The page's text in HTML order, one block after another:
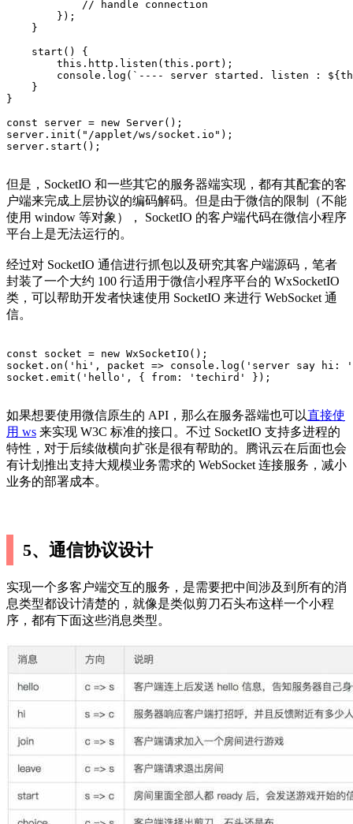
            // handle connection
        });
    }
    start() {
        this.http.listen(this.port);
console.log(`---- server started. listen :
    }
}
const server = new Server();
server.init("/applet/ws/socket.io");
server.start();
但是，SocketIO 和一些其它的服务器端实现，都有其配套的客
户端来完成上层协议的编码解码。但是由于微信的限制（不能
使用 window 等对象）， SocketIO 的客户端代码在微信小程序
平台上是无法运行的。
经过对 SocketIO 通信进行抓包以及研究其客户端源码，笔者
封装了一个大约 100 行适用于微信小程序平台的 WxSocketIO
类，可以帮助开发者快速使用 SocketIO 来进行 WebSocket 通
信。
const socket = new WxSocketIO();
socket.on('hi', packet => console.log('server say hi: '
socket.emit('hello', { from: 'techird' });
如果想要使用微信原生的 API，那么在服务器端也可以直接使
用 ws 来实现 W3C 标准的接口。不过 SocketIO 支持多进程的
特性，对于后续做横向扩张是很有帮助的。腾讯云在后面也会
有计划推出支持大规模业务需求的 WebSocket 连接服务，减小
业务的部署成本。
5、通信协议设计
实现一个多客户端交互的服务，是需要把中间涉及到所有的消
息类型都设计清楚的，就像是类似剪刀石头布这样一个小程
序，都有下面这些消息类型。